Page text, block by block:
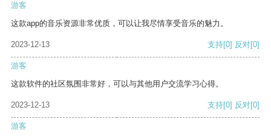
游客
这款app的音乐资源非常优质，可以让我尽情享受音乐的魅力。
2023-12-13 支持[0] 反对[0]
游客
这款软件的社区氛围非常好，可以与其他用户交流学习心得。
2023-12-13 支持[0] 反对[0]
游客